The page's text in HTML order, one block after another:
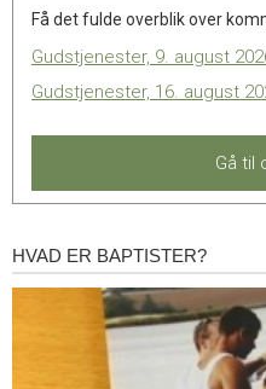
Få det fulde overblik over
Gudstjenester, 9. august
Gudstjenester, 16. august
Gå til
Hvad
HVAD ER BAPTISTER?